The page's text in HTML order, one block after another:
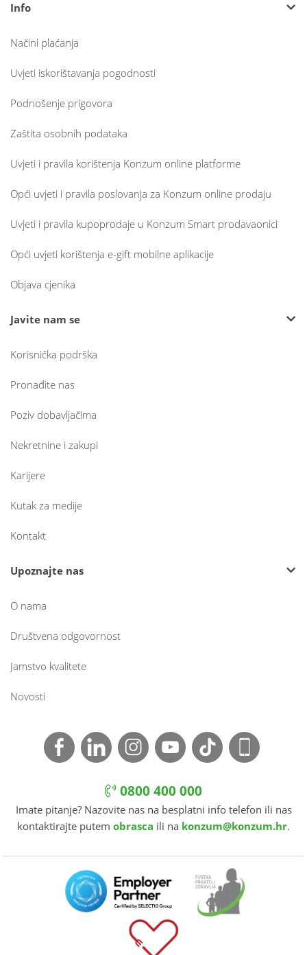
Info
Načini plaćanja
Uvjeti iskorištavanja pogodnosti
Podnošenje prigovora
Zaštita osobnih podataka
Uvjeti i pravila korištenja Konzum online platforme
Opći uvjeti i pravila poslovanja za Konzum online prodaju
Uvjeti i pravila kupoprodaje u Konzum Smart prodavaonici
Opći uvjeti korištenja e-gift mobilne aplikacije
Objava cjenika
Javite nam se
Korisnička podrška
Pronađite nas
Poziv dobavljačima
Nekretnine i zakupi
Karijere
Kutak za medije
Kontakt
Upoznajte nas
O nama
Društvena odgovornost
Jamstvo kvalitete
Novosti
0800 400 000
Imate pitanje? Nazovite nas na besplatni info telefon ili nas
kontaktirajte putem obrasca ili na konzum@konzum.hr.